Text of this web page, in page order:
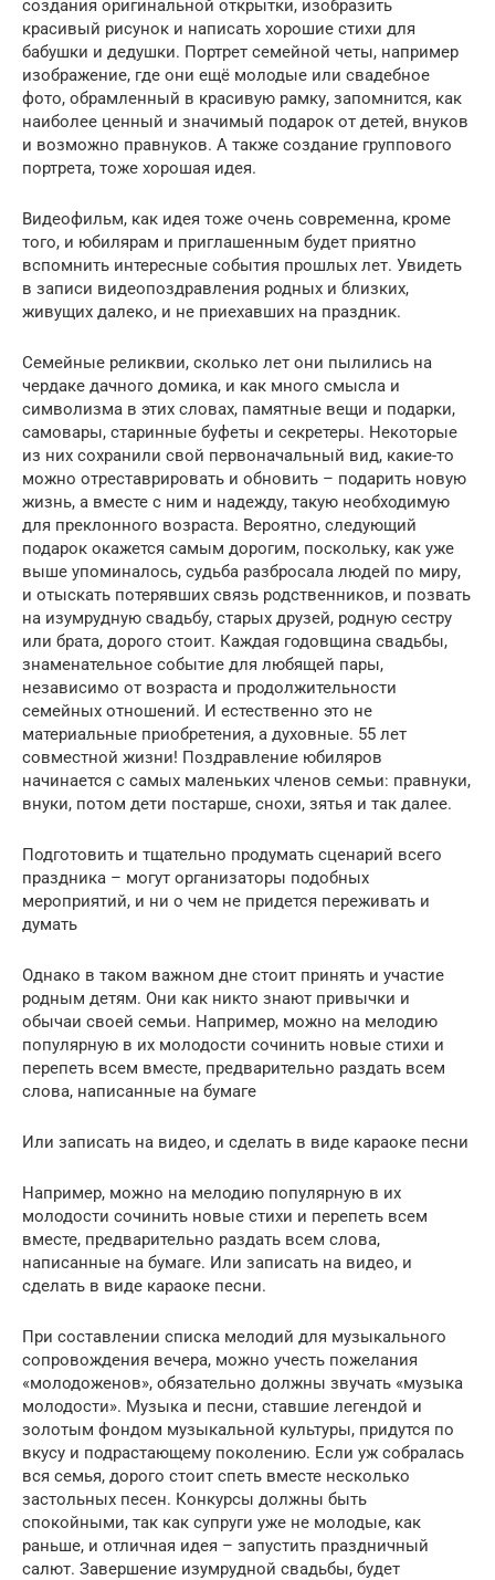
создания оригинальной открытки, изобразить
красивый рисунок и написать хорошие стихи для
бабушки и дедушки. Портрет семейной четы, например
изображение, где они ещё молодые или свадебное
фото, обрамленный в красивую рамку, запомнится, как
наиболее ценный и значимый подарок от детей, внуков
и возможно правнуков. А также создание группового
портрета, тоже хорошая идея.
Видеофильм, как идея тоже очень современна, кроме
того, и юбилярам и приглашенным будет приятно
вспомнить интересные события прошлых лет. Увидеть
в записи видеопоздравления родных и близких,
живущих далеко, и не приехавших на праздник.
Семейные реликвии, сколько лет они пылились на
чердаке дачного домика, и как много смысла и
символизма в этих словах, памятные вещи и подарки,
самовары, старинные буфеты и секретеры. Некоторые
из них сохранили свой первоначальный вид, какие-то
можно отреставрировать и обновить – подарить новую
жизнь, а вместе с ним и надежду, такую необходимую
для преклонного возраста. Вероятно, следующий
подарок окажется самым дорогим, поскольку, как уже
выше упоминалось, судьба разбросала людей по миру,
и отыскать потерявших связь родственников, и позвать
на изумрудную свадьбу, старых друзей, родную сестру
или брата, дорого стоит. Каждая годовщина свадьбы,
знаменательное событие для любящей пары,
независимо от возраста и продолжительности
семейных отношений. И естественно это не
материальные приобретения, а духовные. 55 лет
совместной жизни! Поздравление юбиляров
начинается с самых маленьких членов семьи: правнуки,
внуки, потом дети постарше, снохи, зятья и так далее.
Подготовить и тщательно продумать сценарий всего
праздника – могут организаторы подобных
мероприятий, и ни о чем не придется переживать и
думать
Однако в таком важном дне стоит принять и участие
родным детям. Они как никто знают привычки и
обычаи своей семьи. Например, можно на мелодию
популярную в их молодости сочинить новые стихи и
перепеть всем вместе, предварительно раздать всем
слова, написанные на бумаге
Или записать на видео, и сделать в виде караоке песни
Например, можно на мелодию популярную в их
молодости сочинить новые стихи и перепеть всем
вместе, предварительно раздать всем слова,
написанные на бумаге. Или записать на видео, и
сделать в виде караоке песни.
При составлении списка мелодий для музыкального
сопровождения вечера, можно учесть пожелания
«молодоженов», обязательно должны звучать «музыка
молодости». Музыка и песни, ставшие легендой и
золотым фондом музыкальной культуры, придутся по
вкусу и подрастающему поколению. Если уж собралась
вся семья, дорого стоит спеть вместе несколько
застольных песен. Конкурсы должны быть
спокойными, так как супруги уже не молодые, как
раньше, и отличная идея – запустить праздничный
салют. Завершение изумрудной свадьбы, будет